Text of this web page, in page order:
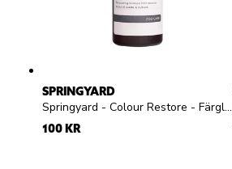
SPRINGYARD
Springyard - Colour Restore - Färglös flytande skokräm för mocka och nubuck
100 KR